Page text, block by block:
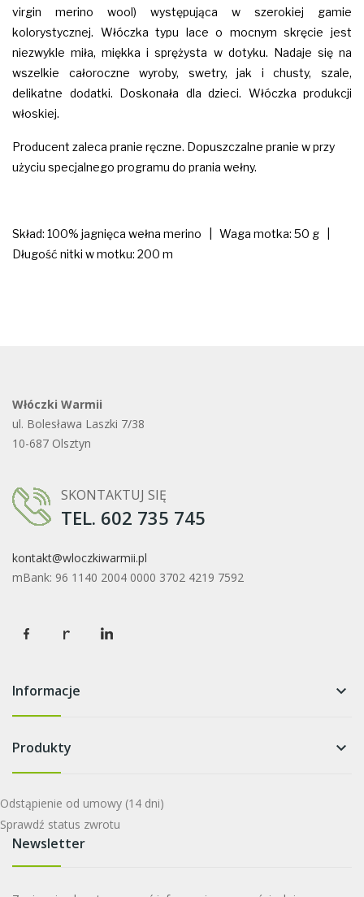
virgin merino wool) występująca w szerokiej gamie
kolorystycznej. Włóczka typu lace o mocnym skręcie jest
niezwykle miła, miękka i sprężysta w dotyku. Nadaje się na
wszelkie całoroczne wyroby, swetry, jak i chusty, szale,
delikatne dodatki.
Doskonała dla dzieci. Włóczka produkcji
włoskiej.
Producent zaleca pranie ręczne. Dopuszczalne pranie w przy
użyciu specjalnego programu do prania wełny.
Skład: 100% jagnięca wełna merino | Waga motka: 50 g |
Długość nitki w motku: 200 m
Włóczki Warmii
ul. Bolesława Laszki 7/38
10-687 Olsztyn
SKONTAKTUJ SIĘ
TEL. 602 735 745
kontakt@wloczkiwarmii.pl
mBank: 96 1140 2004 0000 3702 4219 7592
Informacje keyboard_arrow_down
Produkty keyboard_arrow_down
Odstąpienie od umowy (14 dni)
Sprawdź status zwrotu
Newsletter